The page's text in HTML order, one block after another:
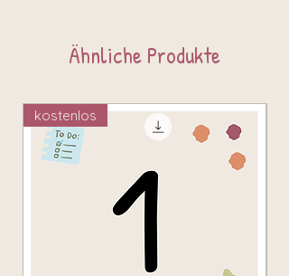
Ähnliche Produkte
kostenlos